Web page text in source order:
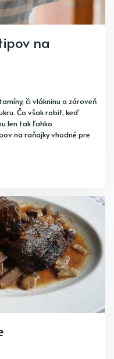
na
či vlákninu a zároveň
Čo však robiť, keď
len tak ľahko
na raňajky vhodné pre